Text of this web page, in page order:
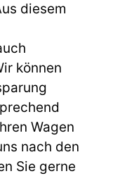
diesem
können
Wagen
nach den
Sie gerne